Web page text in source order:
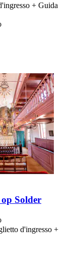
+ Guida
Solder
d'ingresso +